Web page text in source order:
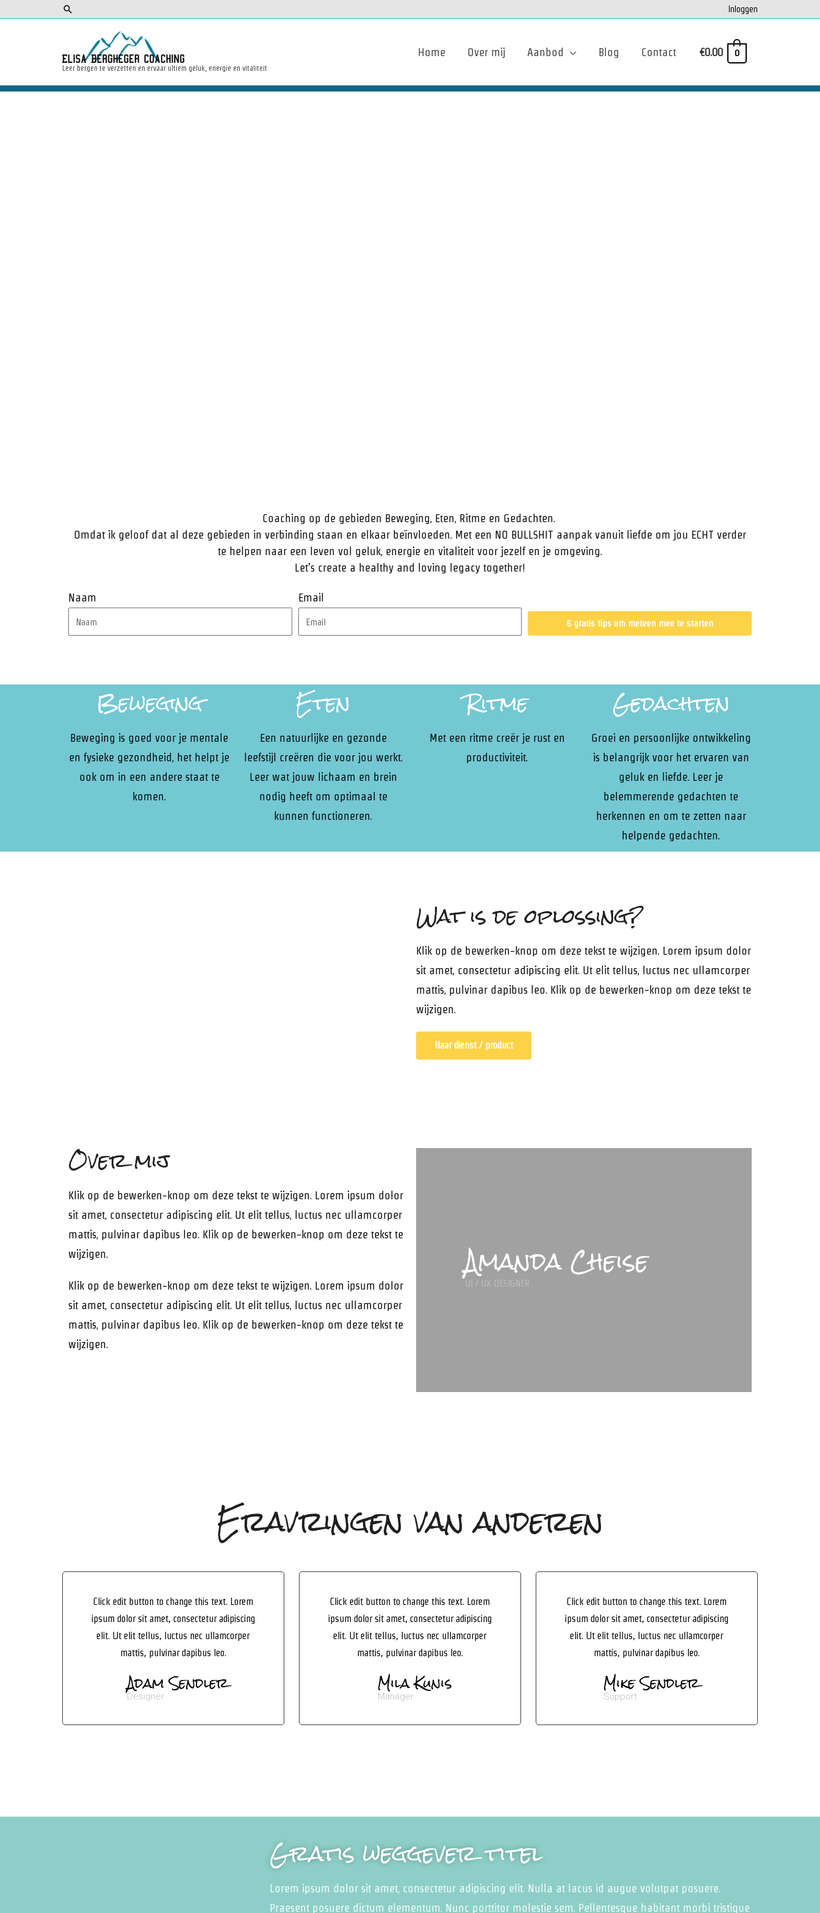
Inloggen
Leer bergen te verzetten en ervaar ultiem geluk, energie en vitaliteit
Home Over mij Aanbod Blog Contact €0.00 0
Coaching op de gebieden Beweging, Eten, Ritme en Gedachten.
Omdat ik geloof dat al deze gebieden in verbinding staan en elkaar beïnvloeden. Met een NO BULLSHIT aanpak vanuit liefde om jou ECHT verder
te helpen naar een leven vol geluk, energie en vitaliteit voor jezelf en je omgeving.
Let’s create a healthy and loving legacy together!
Naam Email
6 gratis tips om meteen mee te starten
Beweging
Beweging is goed voor je mentale
en fysieke gezondheid, het helpt je
ook om in een andere staat te
komen.
Eten
Een natuurlijke en gezonde
leefstijl creëren die voor jou werkt.
Leer wat jouw lichaam en brein
nodig heeft om optimaal te
kunnen functioneren.
Ritme
Met een ritme creër je rust en
productiviteit.
Gedachten
Groei en persoonlijke ontwikkeling
is belangrijk voor het ervaren van
geluk en liefde. Leer je
belemmerende gedachten te
herkennen en om te zetten naar
helpende gedachten.
Wat is de oplossing?
Klik op de bewerken-knop om deze tekst te wijzigen. Lorem ipsum dolor
sit amet, consectetur adipiscing elit. Ut elit tellus, luctus nec ullamcorper
mattis, pulvinar dapibus leo. Klik op de bewerken-knop om deze tekst te
wijzigen.
Naar dienst / product
Over mij
Klik op de bewerken-knop om deze tekst te wijzigen. Lorem ipsum dolor
sit amet, consectetur adipiscing elit. Ut elit tellus, luctus nec ullamcorper
mattis, pulvinar dapibus leo. Klik op de bewerken-knop om deze tekst te
wijzigen.
Klik op de bewerken-knop om deze tekst te wijzigen. Lorem ipsum dolor
sit amet, consectetur adipiscing elit. Ut elit tellus, luctus nec ullamcorper
mattis, pulvinar dapibus leo. Klik op de bewerken-knop om deze tekst te
wijzigen.
Amanda Cheise
UI / UX DESIGNER
Eravringen van anderen
Click edit button to change this text. Lorem
ipsum dolor sit amet, consectetur adipiscing
elit. Ut elit tellus, luctus nec ullamcorper
mattis, pulvinar dapibus leo.
Adam Sendler
Designer
Click edit button to change this text. Lorem
ipsum dolor sit amet, consectetur adipiscing
elit. Ut elit tellus, luctus nec ullamcorper
mattis, pulvinar dapibus leo.
Mila Kunis
Manager
Click edit button to change this text. Lorem
ipsum dolor sit amet, consectetur adipiscing
elit. Ut elit tellus, luctus nec ullamcorper
mattis, pulvinar dapibus leo.
Mike Sendler
Support
Gratis weggever titel
Lorem ipsum dolor sit amet, consectetur adipiscing elit. Nulla at lacus id augue volutpat posuere.
Praesent posuere dictum elementum. Nunc porttitor molestie sem. Pellentesque habitant morbi tristique